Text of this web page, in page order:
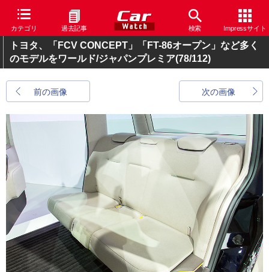
カテゴリ 過去記事 検索 Impressサイト
トヨタ、「FCV CONCEPT」「FT-86オープン」など多く
のモデルをワールド/ジャパンプレミア(78/112)
前の画像 次の画像